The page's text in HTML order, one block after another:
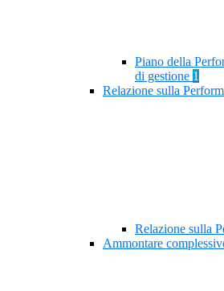
Piano della
di gestione 1
Relazione sulla
Relazione sulla
Ammontare